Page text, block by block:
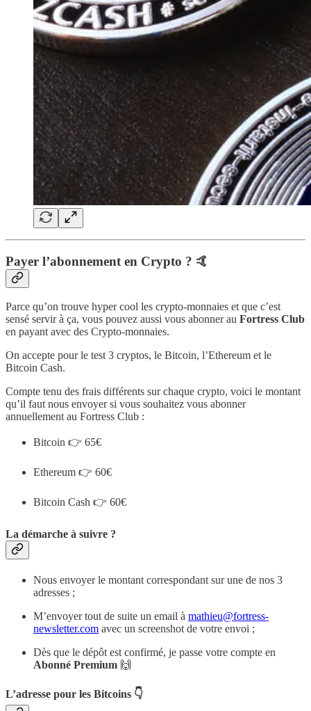
Payer l’abonnement en Crypto ? 🤙
Parce qu’on trouve hyper cool les crypto-monnaies et que c’est
sensé servir à ça, vous pouvez aussi vous abonner au Fortress Club
en payant avec des Crypto-monnaies.
On accepte pour le test 3 cryptos, le Bitcoin, l’Ethereum et le
Bitcoin Cash.
Compte tenu des frais différents sur chaque crypto, voici le montant
qu’il faut nous envoyer si vous souhaitez vous abonner
annuellement au Fortress Club :
Bitcoin 👉 65€
Ethereum 👉 60€
Bitcoin Cash 👉 60€
La démarche à suivre ?
Nous envoyer le montant correspondant sur une de nos 3
adresses ;
M’envoyer tout de suite un email à mathieu@fortress-
newsletter.com avec un screenshot de votre envoi ;
Dès que le dépôt est confirmé, je passe votre compte en
Abonné Premium 🙌
L’adresse pour les Bitcoins 👇